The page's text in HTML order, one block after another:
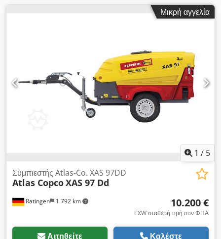
Μικρή αγγελία
1 / 5
Ratingen 1.792 km
Συμπιεστής Atlas-Co. XAS 97DD
Atlas CopcoXAS 97 Dd
10.200 €
EXW σταθερή τιμή συν ΦΠΑ
Αιτηθείτε Καλέστε